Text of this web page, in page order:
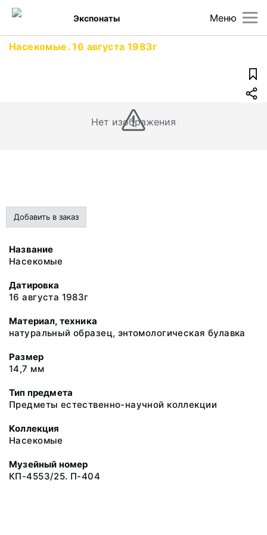
Меню
Экспонаты
Насекомые. 16 августа 1983г
Нет изображения
Добавить в заказ
Название
Насекомые
Датировка
16 августа 1983г
Материал, техника
натуральный образец, энтомологическая булавка
Размер
14,7 мм
Тип предмета
Предметы естественно-научной коллекции
Коллекция
Насекомые
Музейный номер
КП-4553/25. П-404